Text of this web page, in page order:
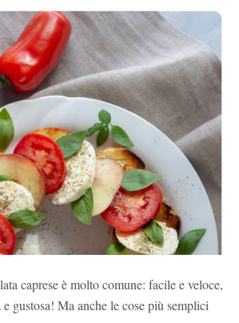
caprese è molto comune: facile e veloce,
gustosa! Ma anche le cose più semplici